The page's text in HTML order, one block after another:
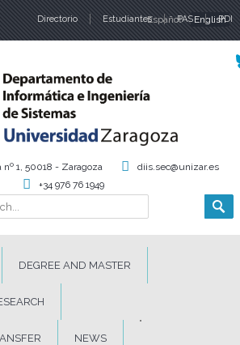
Directorio Estudiantes PAS PDI
Español English
1, 50018 - Zaragoza
diis.sec@unizar.es
+34 976 76 1949
DEGREE AND MASTER
NEWS